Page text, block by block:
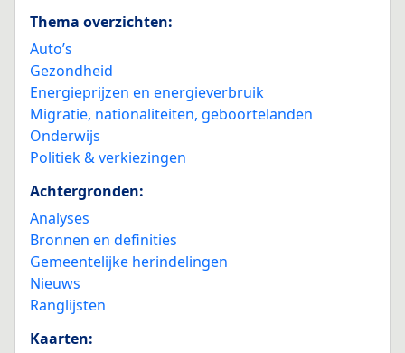
Thema overzichten:
Auto’s
Gezondheid
Energieprijzen en energieverbruik
Migratie, nationaliteiten, geboortelanden
Onderwijs
Politiek & verkiezingen
Achtergronden:
Analyses
Bronnen en definities
Gemeentelijke herindelingen
Nieuws
Ranglijsten
Kaarten: